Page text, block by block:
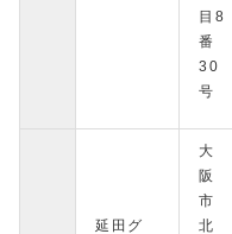
目8
番
30
号
延田グ
大
阪
市
北